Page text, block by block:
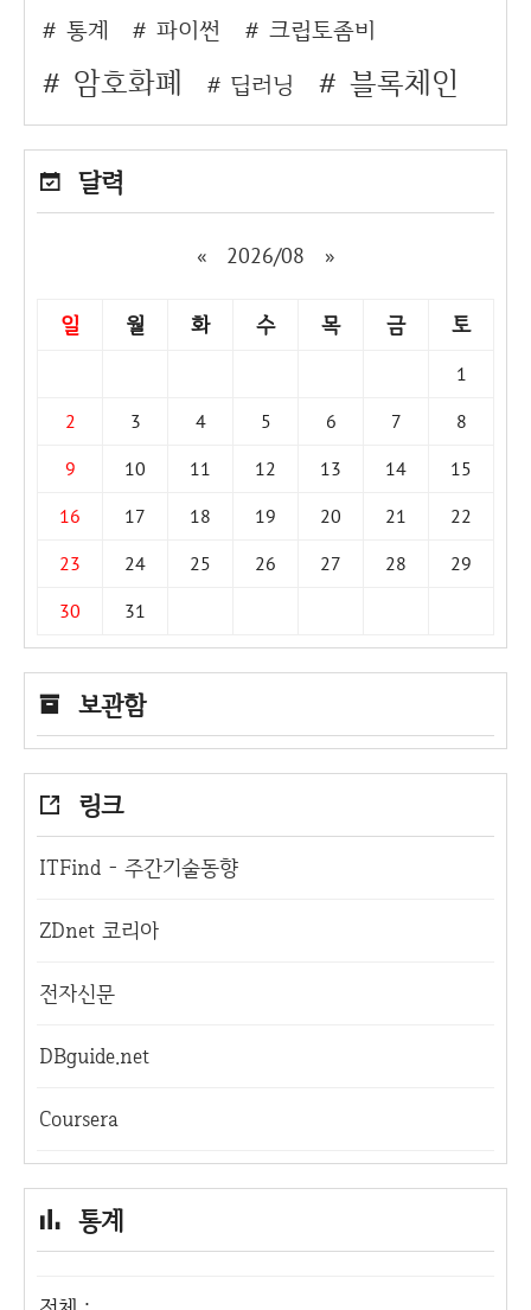
통계
파이썬 크립토좀비
암호화폐 딥러닝 블록체인
달력
« 2026/08 »
일 월 화 수 목 금 토
1
2
3 4 5 6 7
8
9
10 11 12 13 14
15
16
17 18 19 20 21
22
23
24 25 26 27 28
29
30
31
보관함
링크
ITFind - 주간기술동향
ZDnet 코리아
전자신문
DBguide.net
Coursera
통계